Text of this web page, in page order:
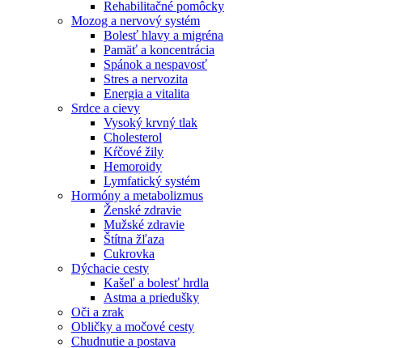
Rehabilitačné pomôcky
Mozog a nervový systém
Bolesť hlavy a migréna
Pamäť a koncentrácia
Spánok a nespavosť
Stres a nervozita
Energia a vitalita
Srdce a cievy
Vysoký krvný tlak
Cholesterol
Kŕčové žily
Hemoroidy
Lymfatický systém
Hormóny a metabolizmus
Ženské zdravie
Mužské zdravie
Štítna žľaza
Cukrovka
Dýchacie cesty
Kašeľ a bolesť hrdla
Astma a priedušky
Oči a zrak
Obličky a močové cesty
Chudnutie a postava